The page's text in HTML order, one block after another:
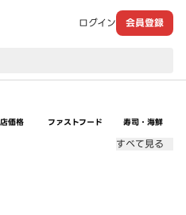
ログイン 会員登録
価格 ファストフード 寿司・海鮮
すべて見る